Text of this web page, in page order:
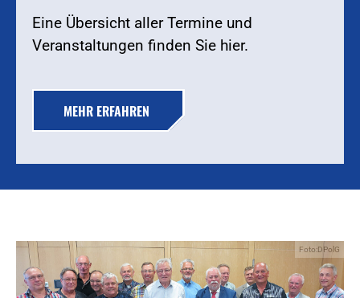
Eine Übersicht aller Termine und
Veranstaltungen finden Sie hier.
MEHR ERFAHREN
Foto:DPolG